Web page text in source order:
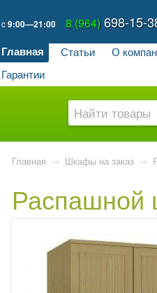
c9:00—21:00 8 (964) 698-15-
Главная Статьи О
Гарантии
Главная → Шкафы на заказ →